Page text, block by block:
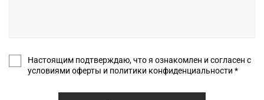
Настоящим подтверждаю, что я ознакомлен и согласен с
условиями оферты и политики конфиденциальности *